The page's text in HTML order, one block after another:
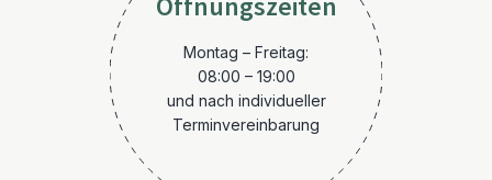
Öffnungszeiten
Montag – Freitag:
08:00 – 19:00
und nach individueller
Terminvereinbarung